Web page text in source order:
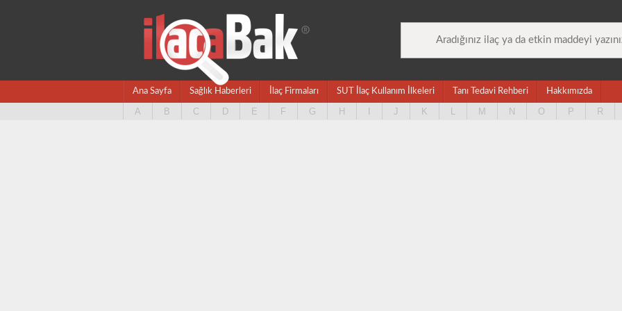
Ana Sayfa Sağlık Haberleri İlaç Firmaları SUT İlaç Kullanım İlkeleri Tanı Tedavi Rehberi Hakkımızda
A B C D E F G H J K L M N O P R